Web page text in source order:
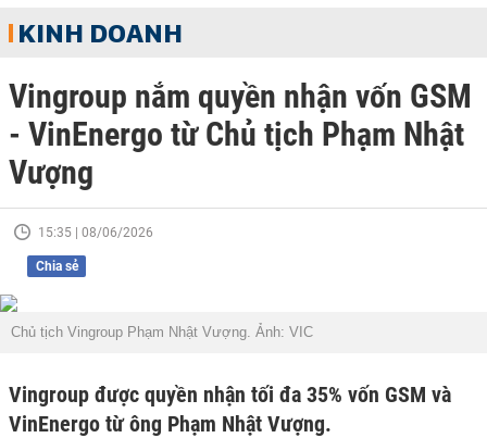
KINH DOANH
Vingroup nắm quyền nhận vốn GSM
- VinEnergo từ Chủ tịch Phạm Nhật
Vượng
15:35 | 08/06/2026
Chia sẻ
Chủ tịch Vingroup Phạm Nhật Vượng. Ảnh: VIC
Vingroup được quyền nhận tối đa 35% vốn GSM và
VinEnergo từ ông Phạm Nhật Vượng.